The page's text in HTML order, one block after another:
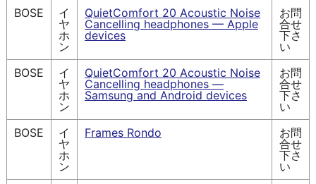
BOSE
イ
ヤ
ホ
ン
QuietComfort 20 Acoustic Noise
Cancelling headphones — Apple
devices
お問
合せ
下さ
い
BOSE
イ
ヤ
ホ
ン
QuietComfort 20 Acoustic Noise
Cancelling headphones —
Samsung and Android devices
お問
合せ
下さ
い
BOSE
イ
ヤ
ホ
ン
Frames Rondo
お問
合せ
下さ
い